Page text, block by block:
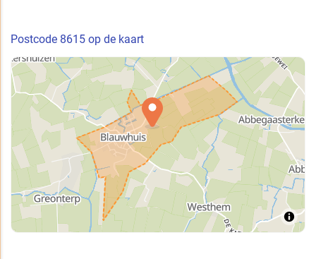
Postcode 8615 op de kaart